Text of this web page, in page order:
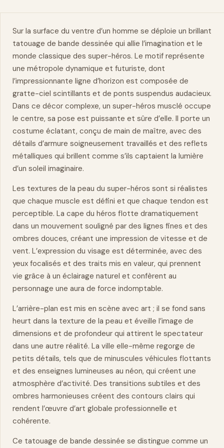
Sur la surface du ventre d’un homme se déploie un brillant
tatouage de bande dessinée qui allie l’imagination et le
monde classique des super-héros. Le motif représente
une métropole dynamique et futuriste, dont
l’impressionnante ligne d’horizon est composée de
gratte-ciel scintillants et de ponts suspendus audacieux.
Dans ce décor complexe, un super-héros musclé occupe
le centre, sa pose est puissante et sûre d’elle. Il porte un
costume éclatant, conçu de main de maître, avec des
détails d’armure soigneusement travaillés et des reflets
métalliques qui brillent comme s’ils captaient la lumière
d’un soleil imaginaire.
Les textures de la peau du super-héros sont si réalistes
que chaque muscle est défini et que chaque tendon est
perceptible. La cape du héros flotte dramatiquement
dans un mouvement souligné par des lignes fines et des
ombres douces, créant une impression de vitesse et de
vent. L’expression du visage est déterminée, avec des
yeux focalisés et des traits mis en valeur, qui prennent
vie grâce à un éclairage naturel et confèrent au
personnage une aura de force indomptable.
L’arrière-plan est mis en scène avec art ; il se fond sans
heurt dans la texture de la peau et éveille l’image de
dimensions et de profondeur qui attirent le spectateur
dans une autre réalité. La ville elle-même regorge de
petits détails, tels que de minuscules véhicules flottants
et des enseignes lumineuses au néon, qui créent une
atmosphère d’activité. Des transitions subtiles et des
ombres harmonieuses créent des contours clairs qui
rendent l’œuvre d’art globale professionnelle et
cohérente.
Ce tatouage de bande dessinée se distingue comme un